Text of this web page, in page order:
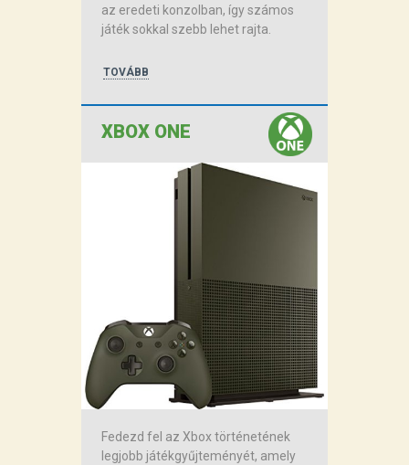
az eredeti konzolban, így számos
játék sokkal szebb lehet rajta.
TOVÁBB
XBOX ONE
Fedezd fel az Xbox történetének
legjobb játékgyűjteményét, amely